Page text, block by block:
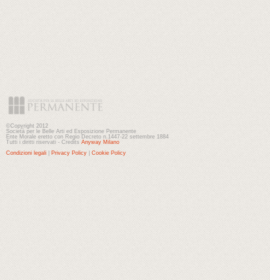
©Copyright 2012
Società per le Belle Arti ed Esposizione Permanente
Ente Morale eretto con Regio Decreto n.1447-22 settembre 1884
Tutti i diritti riservati - Credits Anyway Milano
Condizioni legali
Privacy Policy Cookie Policy